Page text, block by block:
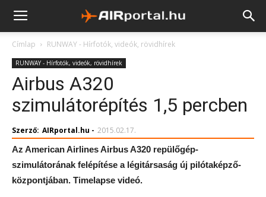
Címlap RUNWAY - Hírfotók, videók, rövidhírek
RUNWAY - Hírfotók, videók, rövidhírek
Airbus A320
szimulátorépítés 1,5 percben
Szerző: AIRportal.hu - 2015.02.17.
Az American Airlines Airbus A320 repülőgép-
szimulátorának felépítése a légitársaság új pilótaképző-
központjában. Timelapse videó.